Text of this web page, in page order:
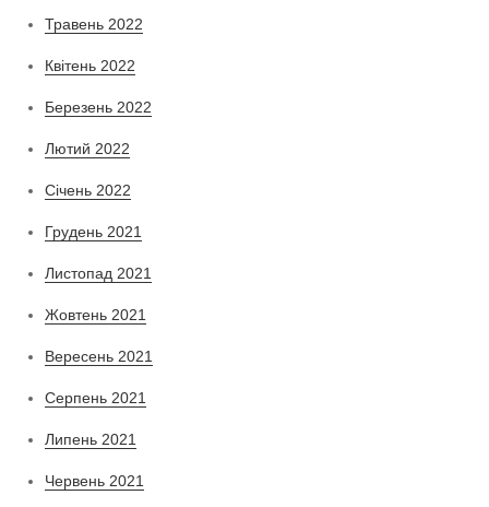
Травень 2022
Квітень 2022
Березень 2022
Лютий 2022
Січень 2022
Грудень 2021
Листопад 2021
Жовтень 2021
Вересень 2021
Серпень 2021
Липень 2021
Червень 2021